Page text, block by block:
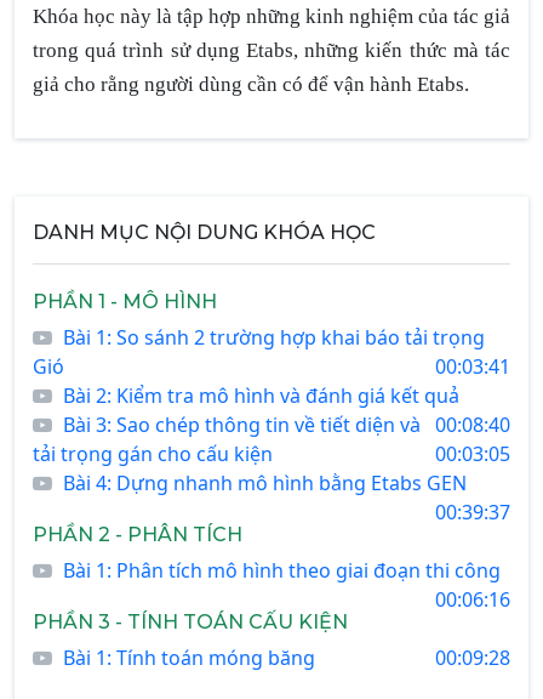
Khóa học này là tập hợp những kinh nghiệm của tác giả
trong quá trình sử dụng Etabs, những kiến thức mà tác
giả cho rằng người dùng cần có để vận hành Etabs.
DANH MỤC NỘI DUNG KHÓA HỌC
PHẦN 1 - MÔ HÌNH
Bài 1: So sánh 2 trường hợp khai báo tải trọng
Gió
00:03:41
Bài 2: Kiểm tra mô hình và đánh giá kết quả
00:08:40
Bài 3: Sao chép thông tin về tiết diện và
tải trọng gán cho cấu kiện
00:03:05
Bài 4: Dựng nhanh mô hình bằng Etabs GEN
00:39:37
PHẦN 2 - PHÂN TÍCH
Bài 1: Phân tích mô hình theo giai đoạn thi công
00:06:16
PHẦN 3 - TÍNH TOÁN CẤU KIỆN
Bài 1: Tính toán móng băng 00:09:28